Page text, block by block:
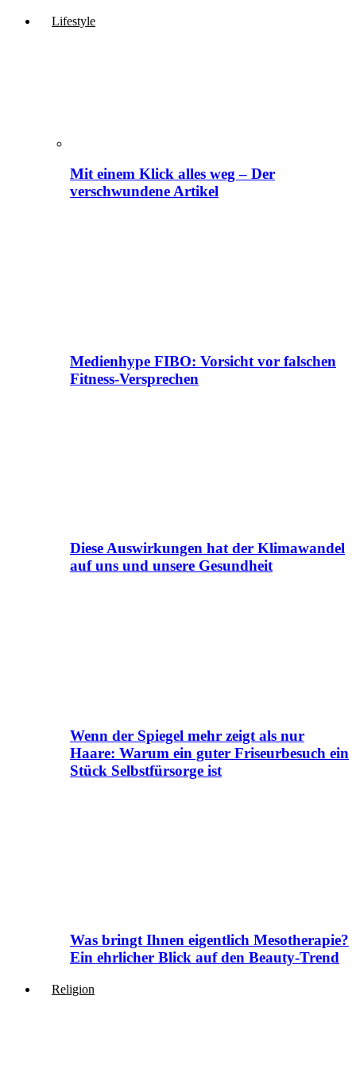
Lifestyle
Mit einem Klick alles weg – Der
verschwundene Artikel
Medienhype FIBO: Vorsicht vor falschen
Fitness-Versprechen
Diese Auswirkungen hat der Klimawandel
auf uns und unsere Gesundheit
Wenn der Spiegel mehr zeigt als nur
Haare: Warum ein guter Friseurbesuch ein
Stück Selbstfürsorge ist
Was bringt Ihnen eigentlich Mesotherapie?
Ein ehrlicher Blick auf den Beauty-Trend
Religion